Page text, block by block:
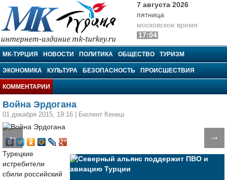
МК-Турция
7 августа 2026
пятница
московское время
17:04
МК-ТУРЦИЯ НОВОСТИ ПОЛИТИКА ОБЩЕСТВО ТУРИЗМ
ЭКОНОМИКА КУЛЬТУРА БЕЗОПАСНОСТЬ ПРОИСШЕСТВИЯ
КОММЕНТАРИИ
Война Эрдогана
01 декабря 2015, 19:16 Бюлент Кенеш
← →
Турецкие
истребители
сбили российский